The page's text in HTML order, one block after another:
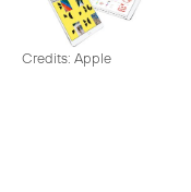
Credits: Apple